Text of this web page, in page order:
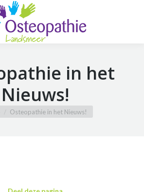
in het
Nieuws!
hier:Osteopathie in het Nieuws!